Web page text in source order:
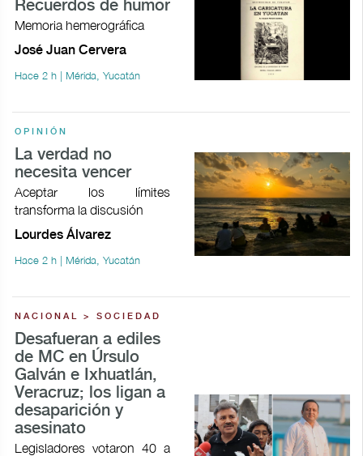
Recuerdos de humor
Memoria hemerográfica
José Juan Cervera
Hace 2 h | Mérida, Yucatán
OPINIÓN
La verdad no
necesita vencer
Aceptar los límites
transforma la discusión
Lourdes Álvarez
Hace 2 h | Mérida, Yucatán
NACIONAL > SOCIEDAD
Desafueran a ediles
de MC en Úrsulo
Galván e Ixhuatlán,
Veracruz; los ligan a
desaparición y
asesinato
Legisladores votaron 40 a